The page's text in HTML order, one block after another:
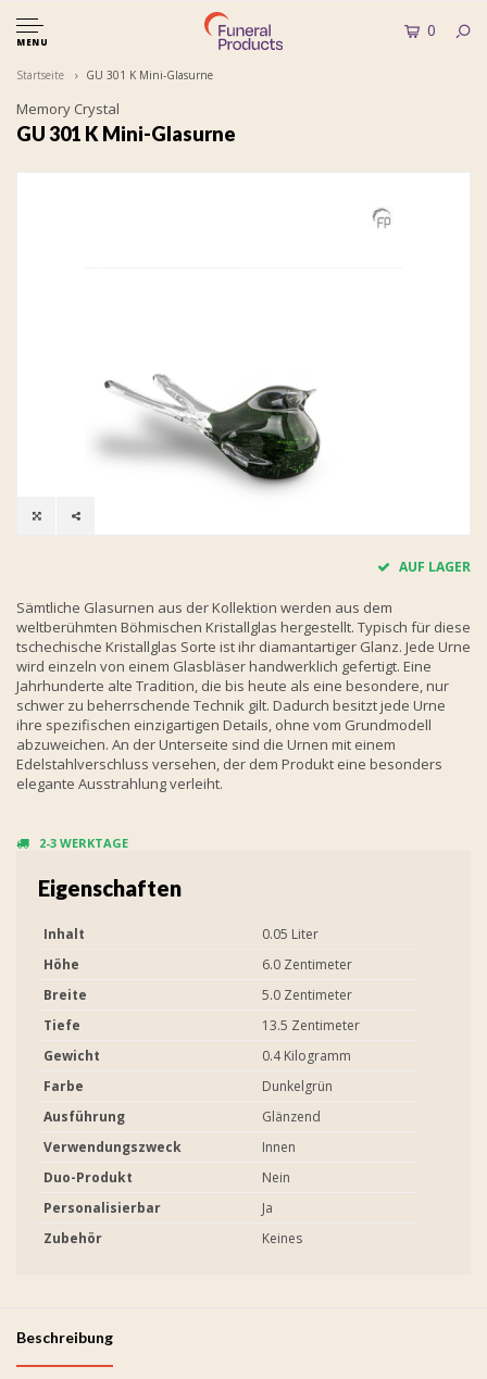
MENU
0
Startseite GU 301 K Mini-Glasurne
Memory Crystal
GU 301 K Mini-Glasurne
AUF LAGER
Sämtliche Glasurnen aus der Kollektion werden aus dem
weltberühmten Böhmischen Kristallglas hergestellt. Typisch für diese
tschechische Kristallglas Sorte ist ihr diamantartiger Glanz. Jede Urne
wird einzeln von einem Glasbläser handwerklich gefertigt. Eine
Jahrhunderte alte Tradition, die bis heute als eine besondere, nur
schwer zu beherrschende Technik gilt. Dadurch besitzt jede Urne
ihre spezifischen einzigartigen Details, ohne vom Grundmodell
abzuweichen. An der Unterseite sind die Urnen mit einem
Edelstahlverschluss versehen, der dem Produkt eine besonders
elegante Ausstrahlung verleiht.
2-3 WERKTAGE
Eigenschaften
Inhalt
0.05 Liter
Höhe
6.0 Zentimeter
Breite
5.0 Zentimeter
Tiefe
13.5 Zentimeter
Gewicht
0.4 Kilogramm
Farbe
Dunkelgrün
Ausführung
Glänzend
Verwendungszweck
Innen
Duo-Produkt
Nein
Personalisierbar
Ja
Zubehör
Keines
Beschreibung